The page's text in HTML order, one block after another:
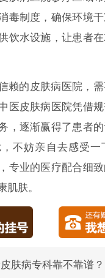
毒制度，确保环境
饮水设施，让患者
赖的皮肤病医院，
医皮肤病医院凭借
，逐渐赢得了患者
不妨亲自去感受一
专业的医疗配合细
肌肤。
肤病专科靠不靠谱？